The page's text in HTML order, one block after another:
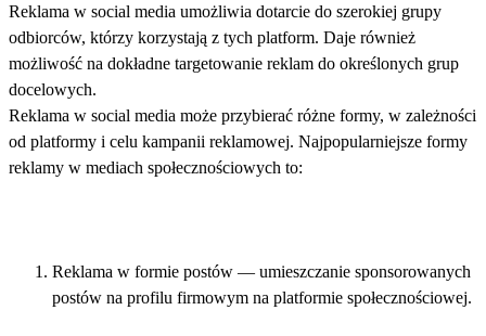
Reklama w social media umożliwia dotarcie do szerokiej grupy
odbiorców, którzy korzystają z tych platform. Daje również
możliwość na dokładne targetowanie reklam do określonych grup
docelowych.
Reklama w social media może przybierać różne formy, w zależności
od platformy i celu kampanii reklamowej. Najpopularniejsze formy
reklamy w mediach społecznościowych to:
Reklama w formie postów — umieszczanie sponsorowanych
postów na profilu firmowym na platformie społecznościowej.